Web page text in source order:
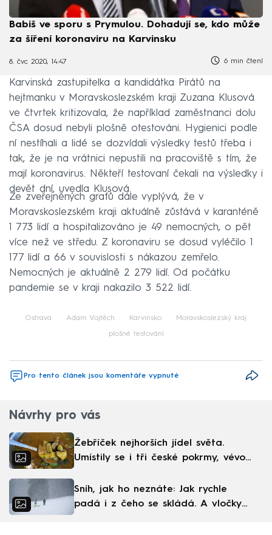
Babiš ve sporu s Prymulou. Dohadují se, kdo může
za šíření koronaviru na Karvinsku
8. čvc 2020, 14:47 6 min čtení
Karvinská zastupitelka a kandidátka Pirátů na
hejtmanku v Moravskoslezském kraji Zuzana Klusová
ve čtvrtek kritizovala, že například zaměstnanci dolu
ČSA dosud nebyli plošně otestováni. Hygienici podle
ní nestíhali a lidé se dozvídali výsledky testů třeba i
tak, že je na vrátnici nepustili na pracoviště s tím, že
mají koronavirus. Někteří testovaní čekali na výsledky i
devět dní, uvedla Klusová.
Ze zveřejněných grafů dále vyplývá, že v
Moravskoslezském kraji aktuálně zůstává v karanténě
1 773 lidí a hospitalizováno je 49 nemocných, o pět
více než ve středu. Z koronaviru se dosud vyléčilo 1
177 lidí a 66 v souvislosti s nákazou zemřelo.
Nemocných je aktuálně 2 279 lidí. Od počátku
pandemie se v kraji nakazilo 3 522 lidí.
Ostrava Adam Vojtěch Karvinsko Moravskoslezský kraj
plošné testování
Pro tento článek jsou komentáře vypnuté
Návrhy pro vás
Žebříček nejhorších jídel světa.
Umístily se i tři české pokrmy, vévodí
Sníh, jak ho neznáte: Jak rychle
padá i z čeho se skládá. A vločky